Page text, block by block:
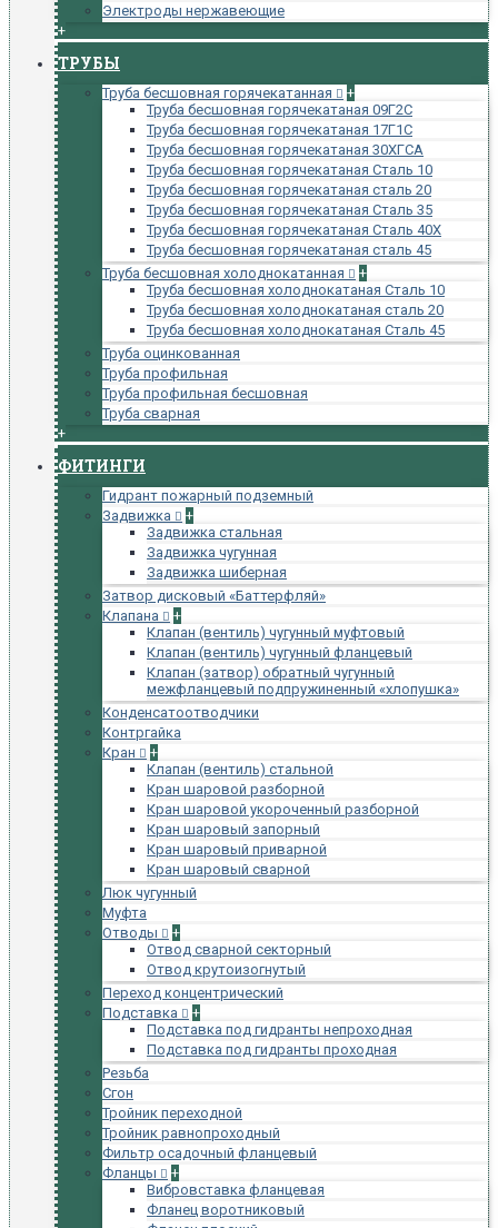
Электроды нержавеющие
+
ТРУБЫ
Труба бесшовная горячекатанная
+
Труба бесшовная горячекатаная 09Г2С
Труба бесшовная горячекатаная 17Г1С
Труба бесшовная горячекатаная 30ХГСА
Труба бесшовная горячекатаная Сталь 10
Труба бесшовная горячекатаная сталь 20
Труба бесшовная горячекатаная Сталь 35
Труба бесшовная горячекатаная Сталь 40Х
Труба бесшовная горячекатаная сталь 45
Труба бесшовная холоднокатанная
+
Труба бесшовная холоднокатаная Сталь 10
Труба бесшовная холоднокатаная сталь 20
Труба бесшовная холоднокатаная Сталь 45
Труба оцинкованная
Труба профильная
Труба профильная бесшовная
Труба сварная
+
ФИТИНГИ
Гидрант пожарный подземный
Задвижка
+
Задвижка стальная
Задвижка чугунная
Задвижка шиберная
Затвор дисковый «Баттерфляй»
Клапана
+
Клапан (вентиль) чугунный муфтовый
Клапан (вентиль) чугунный фланцевый
Клапан (затвор) обратный чугунный
межфланцевый подпружиненный «хлопушка»
Конденсатоотводчики
Контргайка
Кран
+
Клапан (вентиль) стальной
Кран шаровой разборной
Кран шаровой укороченный разборной
Кран шаровый запорный
Кран шаровый приварной
Кран шаровый сварной
Люк чугунный
Муфта
Отводы
+
Отвод сварной секторный
Отвод крутоизогнутый
Переход концентрический
Подставка
+
Подставка под гидранты непроходная
Подставка под гидранты проходная
Резьба
Сгон
Тройник переходной
Тройник равнопроходный
Фильтр осадочный фланцевый
Фланцы
+
Вибровставка фланцевая
Фланец воротниковый